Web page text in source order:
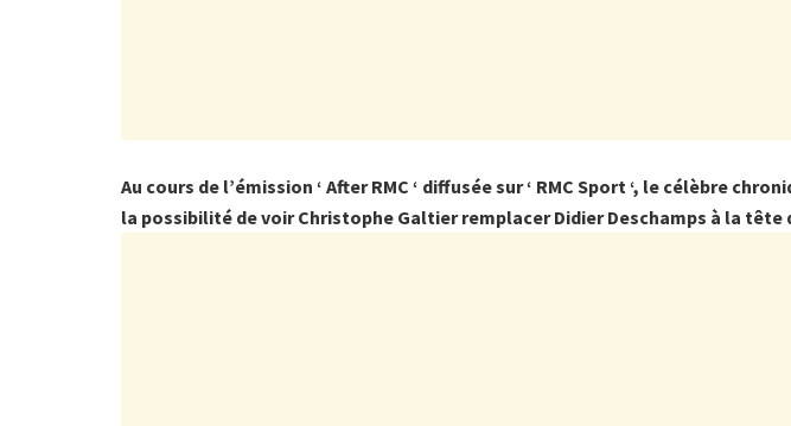
Au cours de l’émission ‘ After RMC ‘ diffusée sur ‘ RMC Sport ‘, le célèbre
la possibilité de voir Christophe Galtier remplacer Didier Deschamps à la tête